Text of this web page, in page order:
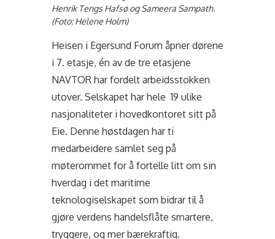
Henrik Tengs Hafsø og Sameera Sampath.
(Foto: Helene Holm)
Heisen i Egersund Forum åpner dørene
i 7. etasje, én av de tre etasjene
NAVTOR har fordelt arbeidsstokken
utover. Selskapet har hele 19 ulike
nasjonaliteter i hovedkontoret sitt på
Eie. Denne høstdagen har ti
medarbeidere samlet seg på
møterommet for å fortelle litt om sin
hverdag i det maritime
teknologiselskapet som bidrar til å
gjøre verdens handelsflåte smartere,
tryggere, og mer bærekraftig.